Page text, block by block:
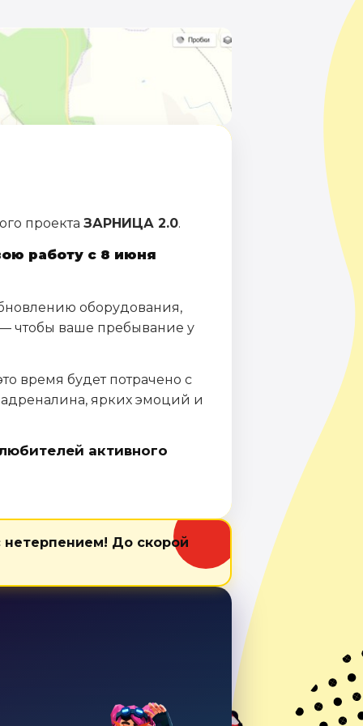
проектаЗАРНИЦА 2.0.
работу с 8 июня
оборудования,
чтобы ваше пребывание у
время будет потрачено с
ярких эмоций и
активного
До скорой